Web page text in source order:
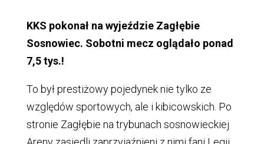
KKS pokonał na wyjeździe Zagłębie
Sosnowiec. Sobotni mecz oglądało ponad
7,5 tys.!
To był prestiżowy pojedynek nie tylko ze
względów sportowych, ale i kibicowskich. Po
stronie Zagłębie na trybunach sosnowieckiej